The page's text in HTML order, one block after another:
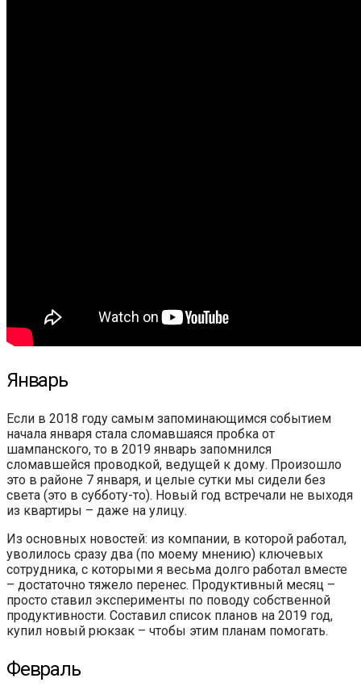
Январь
Если в 2018 году самым запоминающимся событием
начала января стала сломавшаяся пробка от
шампанского, то в 2019 январь запомнился
сломавшейся проводкой, ведущей к дому. Произошло
это в районе 7 января, и целые сутки мы сидели без
света (это в субботу-то). Новый год встречали не выходя
из квартиры – даже на улицу.
Из основных новостей: из компании, в которой работал,
уволилось сразу два (по моему мнению) ключевых
сотрудника, с которыми я весьма долго работал вместе
– достаточно тяжело перенес. Продуктивный месяц –
просто ставил эксперименты по поводу собственной
продуктивности. Составил список планов на 2019 год,
купил новый рюкзак – чтобы этим планам помогать.
Февраль